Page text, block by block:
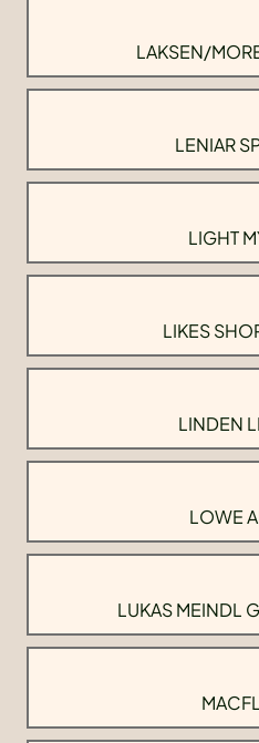
LAKSEN/
LENIAR
LIGHT
LIKES
LINDEN
LOWE
LUKAS MEINDL